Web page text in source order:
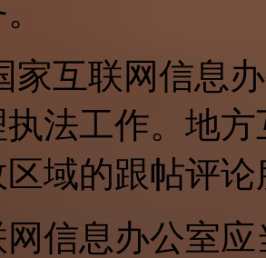
家互联网信息
执法工作。地
域的跟帖评
信息办公室